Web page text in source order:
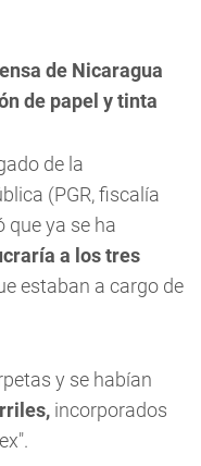
de Nicaragua
de papel y tinta
de la
(PGR, fiscalía
que ya se ha
a los tres
estaban a cargo de
y se habían
incorporados